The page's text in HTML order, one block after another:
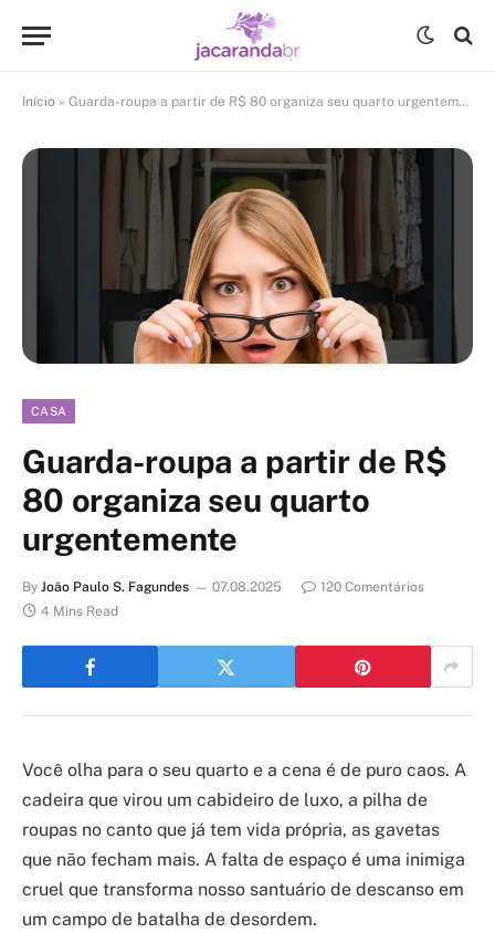
Início » Guarda-roupa a partir de R$ 80 organiza seu quarto urgentemente
CASA
Guarda-roupa a partir de R$
80 organiza seu quarto
urgentemente
By João Paulo S. Fagundes 07.08.2025
120 Comentários
4 Mins Read
Você olha para o seu quarto e a cena é de puro caos. A
cadeira que virou um cabideiro de luxo, a pilha de
roupas no canto que já tem vida própria, as gavetas
que não fecham mais. A falta de espaço é uma inimiga
cruel que transforma nosso santuário de descanso em
um campo de batalha de desordem.